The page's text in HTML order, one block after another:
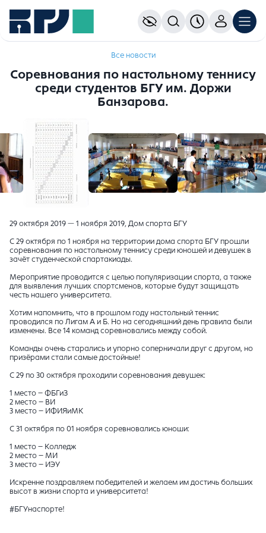
Все новости
Соревнования по настольному теннису
среди студентов БГУ им. Доржи
Банзарова.
29 октября 2019 — 1 ноября 2019, Дом спорта БГУ
С 29 октября по 1 ноября на территории дома спорта БГУ прошли
соревнования по настольному теннису среди юношей и девушек в
зачёт студенческой спартакиады.
Мероприятие проводится с целью популяризации спорта, а также
для выявления лучших спортсменов, которые будут защищать
честь нашего университета.
Хотим напомнить, что в прошлом году настольный теннис
проводился по Лигам А и Б. Но на сегодняшний день правила были
изменены. Все 14 команд соревновались между собой.
Команды очень старались и упорно соперничали друг с другом, но
призёрами стали самые достойные!
С 29 по 30 октября проходили соревнования девушек:
1 место – ФБГиЗ
2 место – ВИ
3 место – ИФИЯиМК
С 31 октября по 01 ноября соревновались юноши:
1 место – Колледж
2 место – МИ
3 место – ИЭУ
Искренне поздравляем победителей и желаем им достичь больших
высот в жизни спорта и университета!
#БГУнаспорте!